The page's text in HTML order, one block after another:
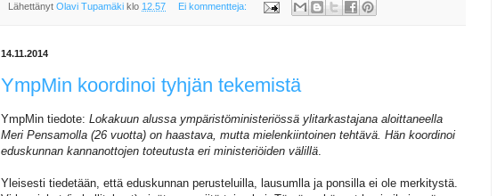
Lähettänyt Olavi Tupamäki klo 12.57 Ei kommentteja:
14.11.2014
YmpMin koordinoi tyhjän tekemistä
YmpMin tiedote: Lokakuun alussa ympäristöministeriössä ylitarkastajana aloittaneella
Meri Pensamolla (26 vuotta) on haastava, mutta mielenkiintoinen tehtävä. Hän koordinoi
eduskunnan kannanottojen toteutusta eri ministeriöiden välillä.
Yleisesti tiedetään, että eduskunnan perusteluilla, lausumlla ja ponsilla ei ole merkitystä.